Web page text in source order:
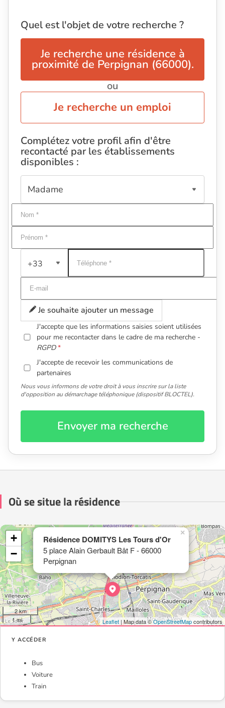
Quel est l'objet de votre recherche ?
Je recherche une résidence à
proximité de Perpignan (66000).
ou
Je recherche un emploi
Complétez votre profil afin d'être
recontacté par les établissements
disponibles :
+33
Je souhaite ajouter un message
J'accepte que les informations saisies soient utilisées
pour me recontacter dans le cadre de ma recherche -
RGPD
J'accepte de recevoir les communications de
partenaires
Nous vous informons de votre droit à vous inscrire sur la liste
d'opposition au démarchage téléphonique (dispositif BLOCTEL).
Envoyer ma recherche
Où se situe la résidence
Résidence DOMITYS Les Tours d'Or
5 place Alain Gerbault Bât F - 66000
Perpignan
×
+
−
2 km
1 mi
Leaflet | Map data ©OpenStreetMapcontributors
Y ACCÉDER
Bus
Voiture
Train